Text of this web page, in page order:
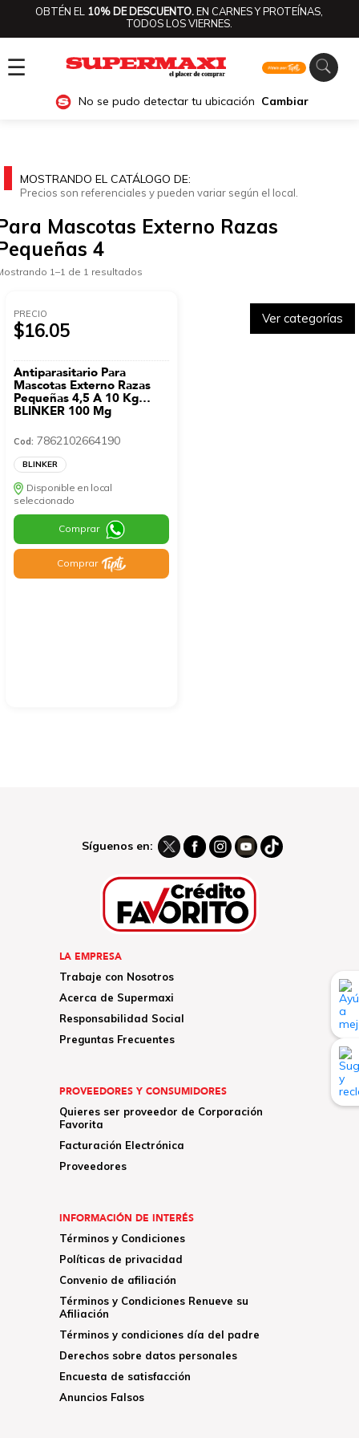
OBTÉN EL 10% DE DESCUENTO.EN CARNES Y PROTEÍNAS,
TODOS LOS VIERNES.
☰
No se pudo detectar tu ubicación Cambiar
Ver categorías
MOSTRANDO EL CATÁLOGO DE:
Precios son referenciales y pueden variar según el local.
Mascotas Externo Razas
4
1–1 de 1 resultados
PRECIO
$16.05
Antiparasitario Para
Mascotas Externo Razas
Pequeñas 4,5 A 10 Kg
BLINKER 100 Mg
Cod: 7862102664190
BLINKER
Disponible en local
seleccionado
Comprar
Comprar
Síguenos en:
LA EMPRESA
Trabaje con Nosotros
Acerca de Supermaxi
Responsabilidad Social
Preguntas Frecuentes
PROVEEDORES Y CONSUMIDORES
Quieres ser proveedor de Corporación
Favorita
Facturación Electrónica
Proveedores
INFORMACIÓN DE INTERÉS
Términos y Condiciones
Políticas de privacidad
Convenio de afiliación
Términos y Condiciones Renueve su
Afiliación
Términos y condiciones día del padre
Derechos sobre datos personales
Encuesta de satisfacción
Anuncios Falsos